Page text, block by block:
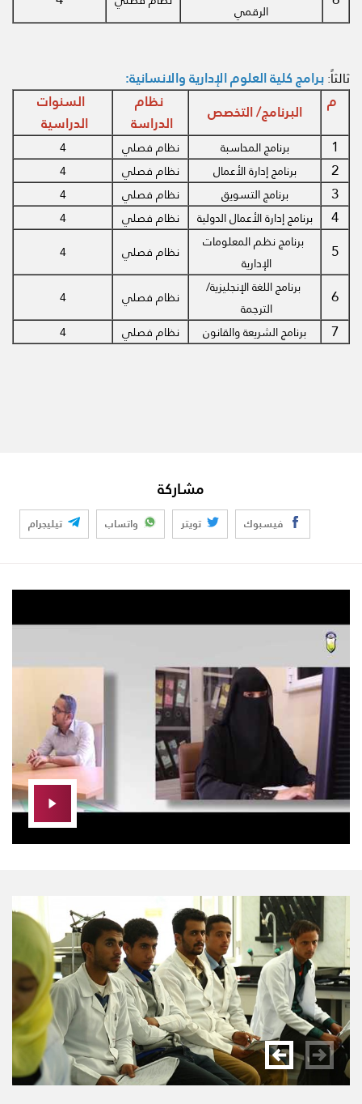
الرقمي
ثالثاً:برامج كلية العلوم الإدارية والانسانية:
م
البرنامج/ التخصص
نظام
الدراسة
السنوات
الدراسية
1 برنامج المحاسبة نظام فصلي 4
2 برنامج إدارة الأعمال نظام فصلي 4
3 برنامج التسويق نظام فصلي 4
4 برنامج إدارة الأعمال الدولية نظام فصلي 4
5
برنامج نظم المعلومات
الإدارية
نظام فصلي 4
6
برنامج اللغة الإنجليزية/
الترجمة
نظام فصلي 4
7 برنامج الشريعة والقانون نظام فصلي 4
مشاركة
فيسبوك تويتر واتساب تيليجرام